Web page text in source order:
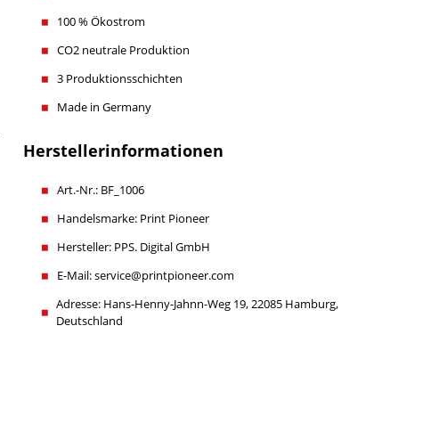
100 % Ökostrom
CO2 neutrale Produktion
3 Produktionsschichten
Made in Germany
Herstellerinformationen
Art.-Nr.: BF_1006
Handelsmarke: Print Pioneer
Hersteller: PPS. Digital GmbH
E-Mail: service@printpioneer.com
Adresse: Hans-Henny-Jahnn-Weg 19, 22085 Hamburg,
Deutschland